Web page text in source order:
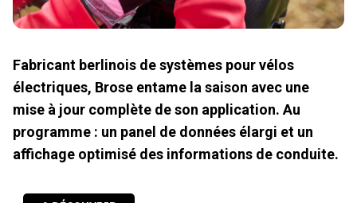
Fabricant berlinois de systèmes pour vélos
électriques, Brose entame la saison avec une
mise à jour complète de son application. Au
programme : un panel de données élargi et un
affichage optimisé des informations de conduite.